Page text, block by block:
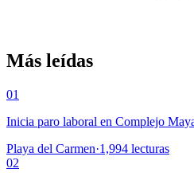
Más leídas
01
Inicia paro laboral en Complejo
Playa del Carmen·1,994 lecturas
02